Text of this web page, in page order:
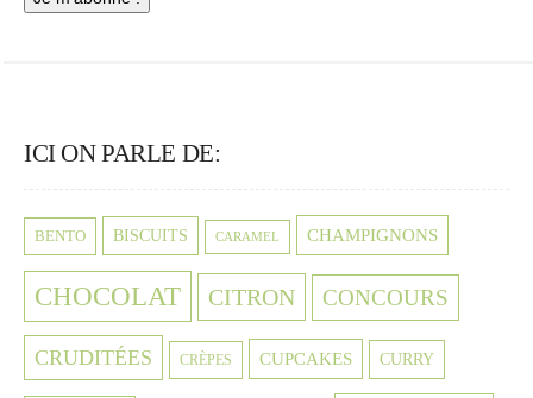
ICI ON PARLE DE:
BENTO BISCUITS CARAMEL CHAMPIGNONS
CHOCOLAT CITRON CONCOURS
CRUDITÉES CRÈPES CUPCAKES CURRY